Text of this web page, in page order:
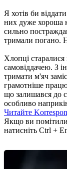
Я хотів би
них дуже хороша
сильно
тримали погано.
Хлопці
самовіддачею. З
тримати м'яч
грамотніше
що залишався до
особливо
Читайте
Якщо ви помітили
натисніть Ctrl +